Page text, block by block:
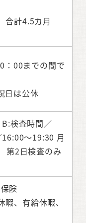
計4.5カ月
：00までの間で
日は公休
検査時間／
～19:30 月
2日検査のみ
険
、有給休暇、